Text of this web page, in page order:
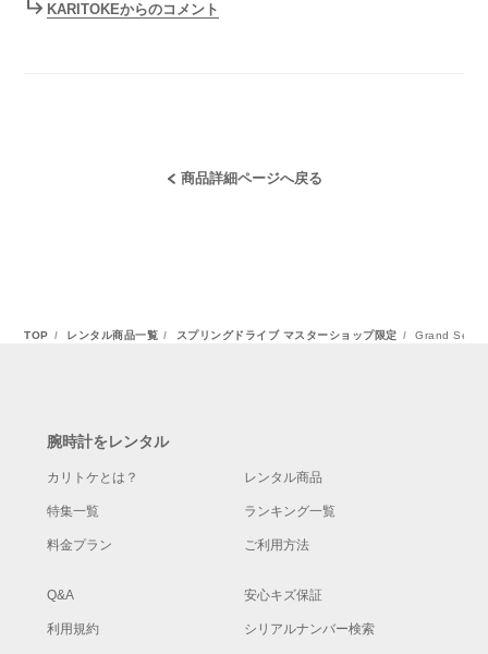
見えます。購入も考えてますがメンテナンスや故障の心配があります
KARITOKEからのコメント
商品詳細ページへ戻る
TOP レンタル商品一覧 スプリングドライブ マスターショップ限定 Grand Seiko
腕時計をレンタル
カリトケとは？ レンタル商品
特集一覧 ランキング一覧
料金プラン ご利用方法
Q&A 安心キズ保証
利用規約 シリアルナンバー検索